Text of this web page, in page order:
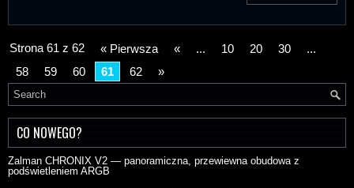
Strona 61 z 62 « Pierwsza « ... 10 20 30
...
58
59 60 61 62 »
CO NOWEGO?
Zalman CHRONIX V2 — panoramiczna, przewiewna obudowa z
podświetleniem ARGB